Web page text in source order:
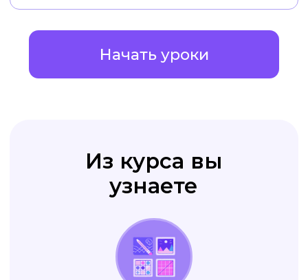
клиентаоформлен стильно
приводят вамновых клиентов